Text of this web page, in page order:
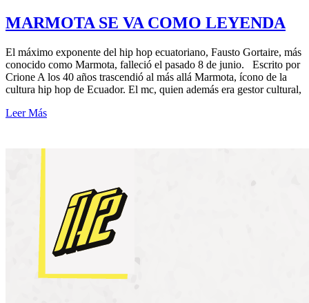
MARMOTA SE VA COMO LEYENDA
El máximo exponente del hip hop ecuatoriano, Fausto Gortaire, más
conocido como Marmota, falleció el pasado 8 de junio. Escrito por
Crione A los 40 años trascendió al más allá Marmota, ícono de la
cultura hip hop de Ecuador. El mc, quien además era gestor cultural,
Leer Más